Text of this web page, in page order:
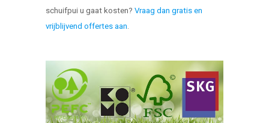
schuifpui u gaat kosten?Vraag dan gratis en
vrijblijvend offertes aan